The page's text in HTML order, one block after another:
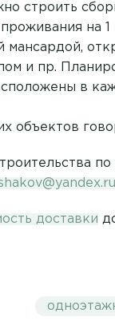
строить
на
мансардой,
и пр.
в
объектов
доставки